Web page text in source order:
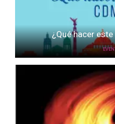
¿Qué hacer este